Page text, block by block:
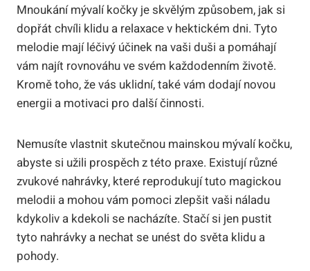
Mnoukání mývalí kočky je skvělým způsobem, jak si
dopřát chvíli klidu a relaxace v hektickém dni. Tyto
melodie mají léčivý účinek na vaši duši a pomáhají
vám najít rovnováhu ve svém každodenním životě.
Kromě toho, že vás uklidní, také vám dodají novou
energii a motivaci pro další činnosti.
Nemusíte vlastnit skutečnou mainskou mývalí kočku,
abyste si užili prospěch z této praxe. Existují různé
zvukové nahrávky, které reprodukují tuto magickou
melodii a mohou vám pomoci zlepšit vaši náladu
kdykoliv a kdekoli se nacházíte. Stačí si jen pustit
tyto nahrávky a nechat se unést do světa klidu a
pohody.